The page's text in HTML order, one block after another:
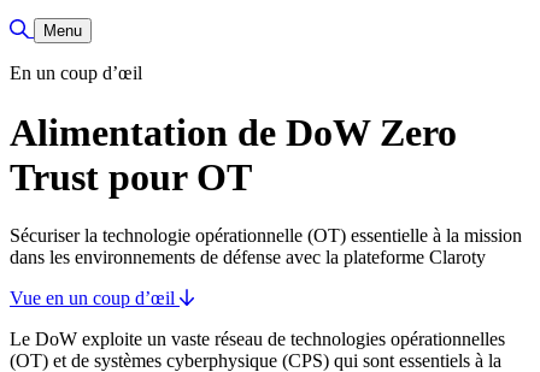
Basculer la recherche
Menu
En un coup d’œil
Alimentation de DoW Zero
Trust pour OT
Sécuriser la technologie opérationnelle (OT) essentielle à la mission
dans les environnements de défense avec la plateforme Claroty
Vue en un coup d’œil
Le DoW exploite un vaste réseau de technologies opérationnelles
(OT) et de systèmes cyberphysique (CPS) qui sont essentiels à la